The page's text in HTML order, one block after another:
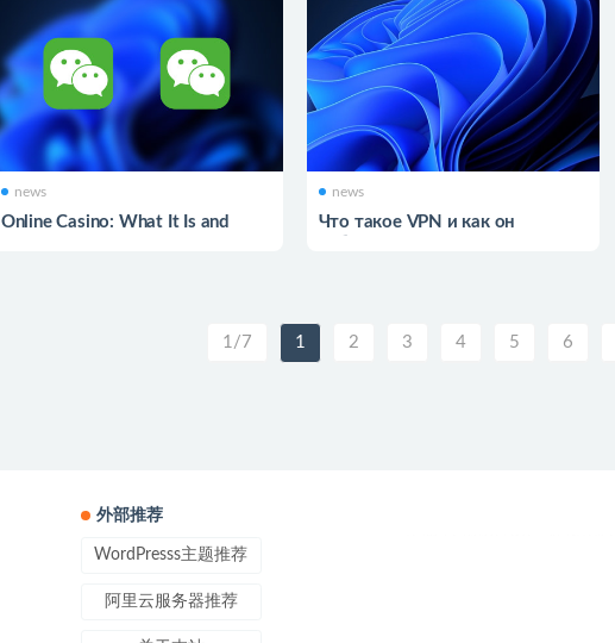
news
Online Casino: What It Is and
news
Что такое VPN и как он
1/7 1 2 3 4 5 6
外部推荐
WordPresss主题推荐
阿里云服务器推荐